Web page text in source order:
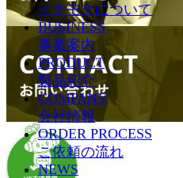
イナモクについて
BUSINESS
事業案内
PRODUCT
製品紹介
COMPANY
会社情報
ORDER PROCESS
ご依頼の流れ
NEWS